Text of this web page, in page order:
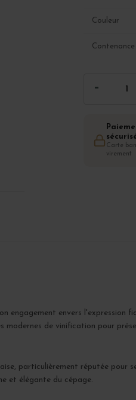
Couleur
Contenance
Carte
virement
engagement envers l'expression
de vinification pour
particulièrement réputée pour
et élégante du cépage.